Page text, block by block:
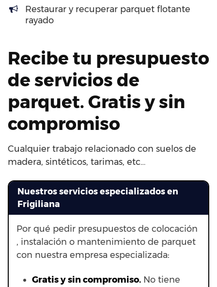
Restaurar y recuperar parquet flotante
rayado
Recibe tu presupuesto
de servicios de
parquet. Gratis y sin
compromiso
Cualquier trabajo relacionado con suelos de
madera, sintéticos, tarimas, etc…
Nuestros servicios especializados en
Frigiliana
Por qué pedir presupuestos de colocación
, instalación o mantenimiento de parquet
con nuestra empresa especializada:
Gratis y sin compromiso. No tiene